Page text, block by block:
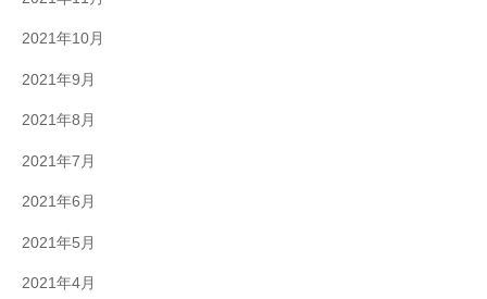
2021年10月
2021年9月
2021年8月
2021年7月
2021年6月
2021年5月
2021年4月